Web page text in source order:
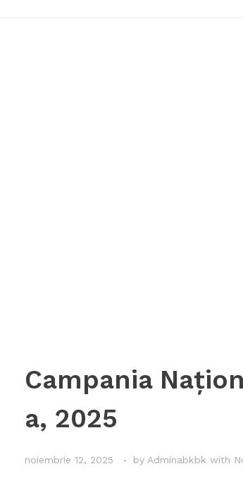
Campania
a, 2025
noiembrie 12, 2025 by Adminabkbk with